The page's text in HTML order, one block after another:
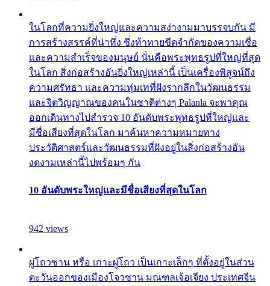
ในโลกที่ความยิ่งใหญ่และความสง่างามมาบรรจบกัน มี
การสร้างสรรค์ที่น่าทึ่ง ซึ่งท้าทายขีดจำกัดของความเชื่อ
และความสำเร็จของมนุษย์ นั่นคือพระพุทธรูปที่ใหญ่ที่สุด
ในโลก สิ่งก่อสร้างอันยิ่งใหญ่เหล่านี้ เป็นเครื่องพิสูจน์ถึง
ความศรัทธา และความทุ่มเทที่ฝังรากลึกในวัฒนธรรม
และจิตวิญญาณของคนในชาติต่างๆ Palanla จะพาคุณ
ออกเดินทางไปสำรวจ 10 อันดับพระพุทธรูปที่ใหญ่และ
มีชื่อเสียงที่สุดในโลก มาค้นหาความหมายทาง
ประวัติศาสตร์และวัฒนธรรมที่ฝังอยู่ในสิ่งก่อสร้างอัน
งดงามเหล่านี้ไปพร้อมๆ กัน
10 อันดับพระใหญ่และมีชื่อเสียงที่สุดในโลก
942 views
ผู่โถวซาน หรือ เกาะผู่โถว เป็นเกาะเล็กๆ ที่ตั้งอยู่ในส่วน
ตะวันออกของเมืองโจวซาน มณฑลเจ้อเจียง ประเทศจีน